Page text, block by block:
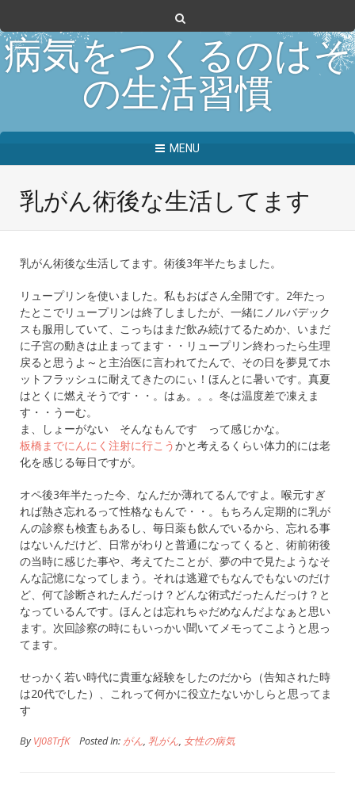
病気をつくるのはそ
の生活習慣
MENU
乳がん術後な生活してます
乳がん術後な生活してます。術後3年半たちました。
リュープリンを使いました。私もおばさん全開です。2年たっ
たとこでリュープリンは終了しましたが、一緒にノルバデック
スも服用していて、こっちはまだ飲み続けてるためか、いまだ
に子宮の動きは止まってます・・リュープリン終わったら生理
戻ると思うよ～と主治医に言われてたんで、その日を夢見てホ
ットフラッシュに耐えてきたのにぃ！ほんとに暑いです。真夏
はとくに燃えそうです・・。はぁ。。。冬は温度差で凍えま
す・・うーむ。
ま、しょーがない そんなもんです って感じかな。
板橋までにんにく注射に行こうかと考えるくらい体力的には老
化を感じる毎日ですが。
オペ後3年半たった今、なんだか薄れてるんですよ。喉元すぎ
れば熱さ忘れるって性格なもんで・・。もちろん定期的に乳が
んの診察も検査もあるし、毎日薬も飲んでいるから、忘れる事
はないんだけど、日常がわりと普通になってくると、術前術後
の当時に感じた事や、考えてたことが、夢の中で見たようなそ
んな記憶になってしまう。それは逃避でもなんでもないのだけ
ど、何て診断されたんだっけ？どんな術式だったんだっけ？と
なっているんです。ほんとは忘れちゃだめなんだよなぁと思い
ます。次回診察の時にもいっかい聞いてメモってこようと思っ
てます。
せっかく若い時代に貴重な経験をしたのだから（告知された時
は20代でした）、これって何かに役立たないかしらと思ってま
す
ByVJ08TrfK Posted In: がん, 乳がん, 女性の病気